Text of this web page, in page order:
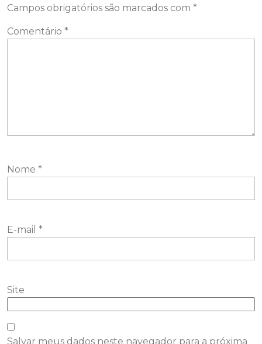
Campos obrigatórios são marcados com *
Comentário *
Nome *
E-mail *
Site
Salvar meus dados neste navegador para a próxima